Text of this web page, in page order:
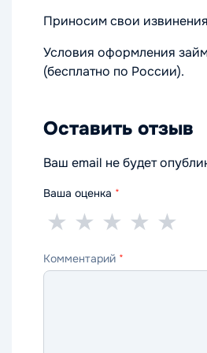
Приносим свои
Условия оформления
(бесплатно по России).
Оставить отзыв
Ваш email не будет
Ваша оценка *
5
—
★
4
—
★
3
—
★
2
—
★
1
—
★
Комментарий *